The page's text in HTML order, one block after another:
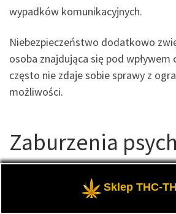
wypadków komunikacyjnych.
Niebezpieczeństwo dodatkowo
osoba znajdująca się pod wpływem
często nie zdaje sobie sprawy z
możliwości.
Zaburzenia
Nie każdy organizm reaguje na THC
U części osób dominują pozytywne
Sklep THC-